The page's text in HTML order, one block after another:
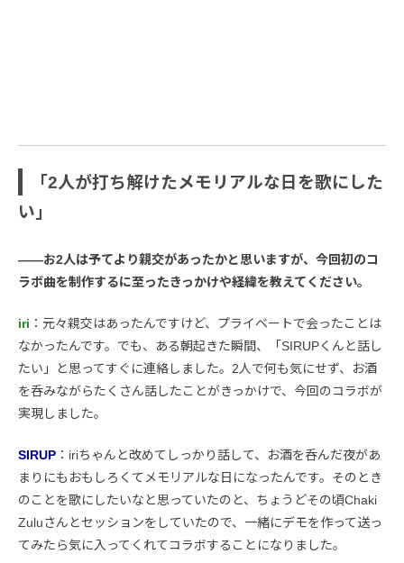
「2人が打ち解けたメモリアルな日を歌にした
い」
――お2人は予てより親交があったかと思いますが、今回初のコ
ラボ曲を制作するに至ったきっかけや経緯を教えてください。
iri ：元々親交はあったんですけど、プライベートで会ったことは
なかったんです。でも、ある朝起きた瞬間、「SIRUPくんと話し
たい」と思ってすぐに連絡しました。2人で何も気にせず、お酒
を呑みながらたくさん話したことがきっかけで、今回のコラボが
実現しました。
SIRUP ：iriちゃんと改めてしっかり話して、お酒を呑んだ夜があ
まりにもおもしろくてメモリアルな日になったんです。そのとき
のことを歌にしたいなと思っていたのと、ちょうどその頃Chaki
Zuluさんとセッションをしていたので、一緒にデモを作って送っ
てみたら気に入ってくれてコラボすることになりました。